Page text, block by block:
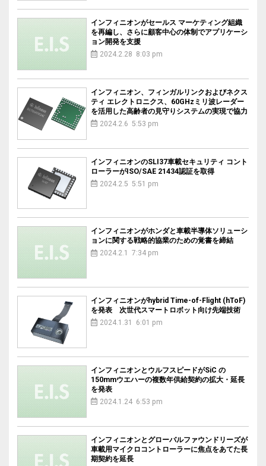
インフィニオンがセールス マーケティング組織
を再編し、さらに顧客中心の体制でアプリケーシ
ョン開発を支援
2024.2.28 8:03 pm
インフィニオン、フィンガルリンクおよびネクス
ティ エレクトロニクス、60GHzミリ波レーダー
を活用した高齢者の見守りシステムの実現で協力
2024.2.6 5:53 pm
インフィニオンのSLI37車載セキュリティ コント
ローラーがISO/SAE 21434認証を取得
2024.2.5 5:51 pm
インフィニオンがホンダと車載半導体ソリューシ
ョンに関する戦略的協業のための覚書を締結
2024.2.1 7:34 pm
インフィニオンがhybrid Time-of-Flight (hToF)
を発表 次世代スマートロボット向け先端技術
2024.1.31 6:01 pm
インフィニオンとウルフスピードがSiC の
150mmウエハーの複数年供給契約の拡大・延長
を発表
2024.1.24 6:53 pm
インフィニオンとグローバルファウンドリーズが
車載用マイクロコントローラーに焦点をあてた長
期契約を延長